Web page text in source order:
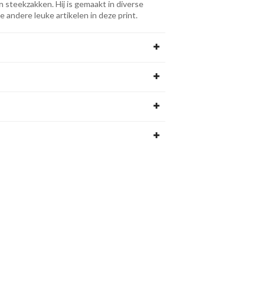
steekzakken. Hij is gemaakt in diverse
andere leuke artikelen in deze print.